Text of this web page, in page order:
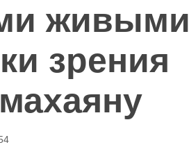
живыми
зрения